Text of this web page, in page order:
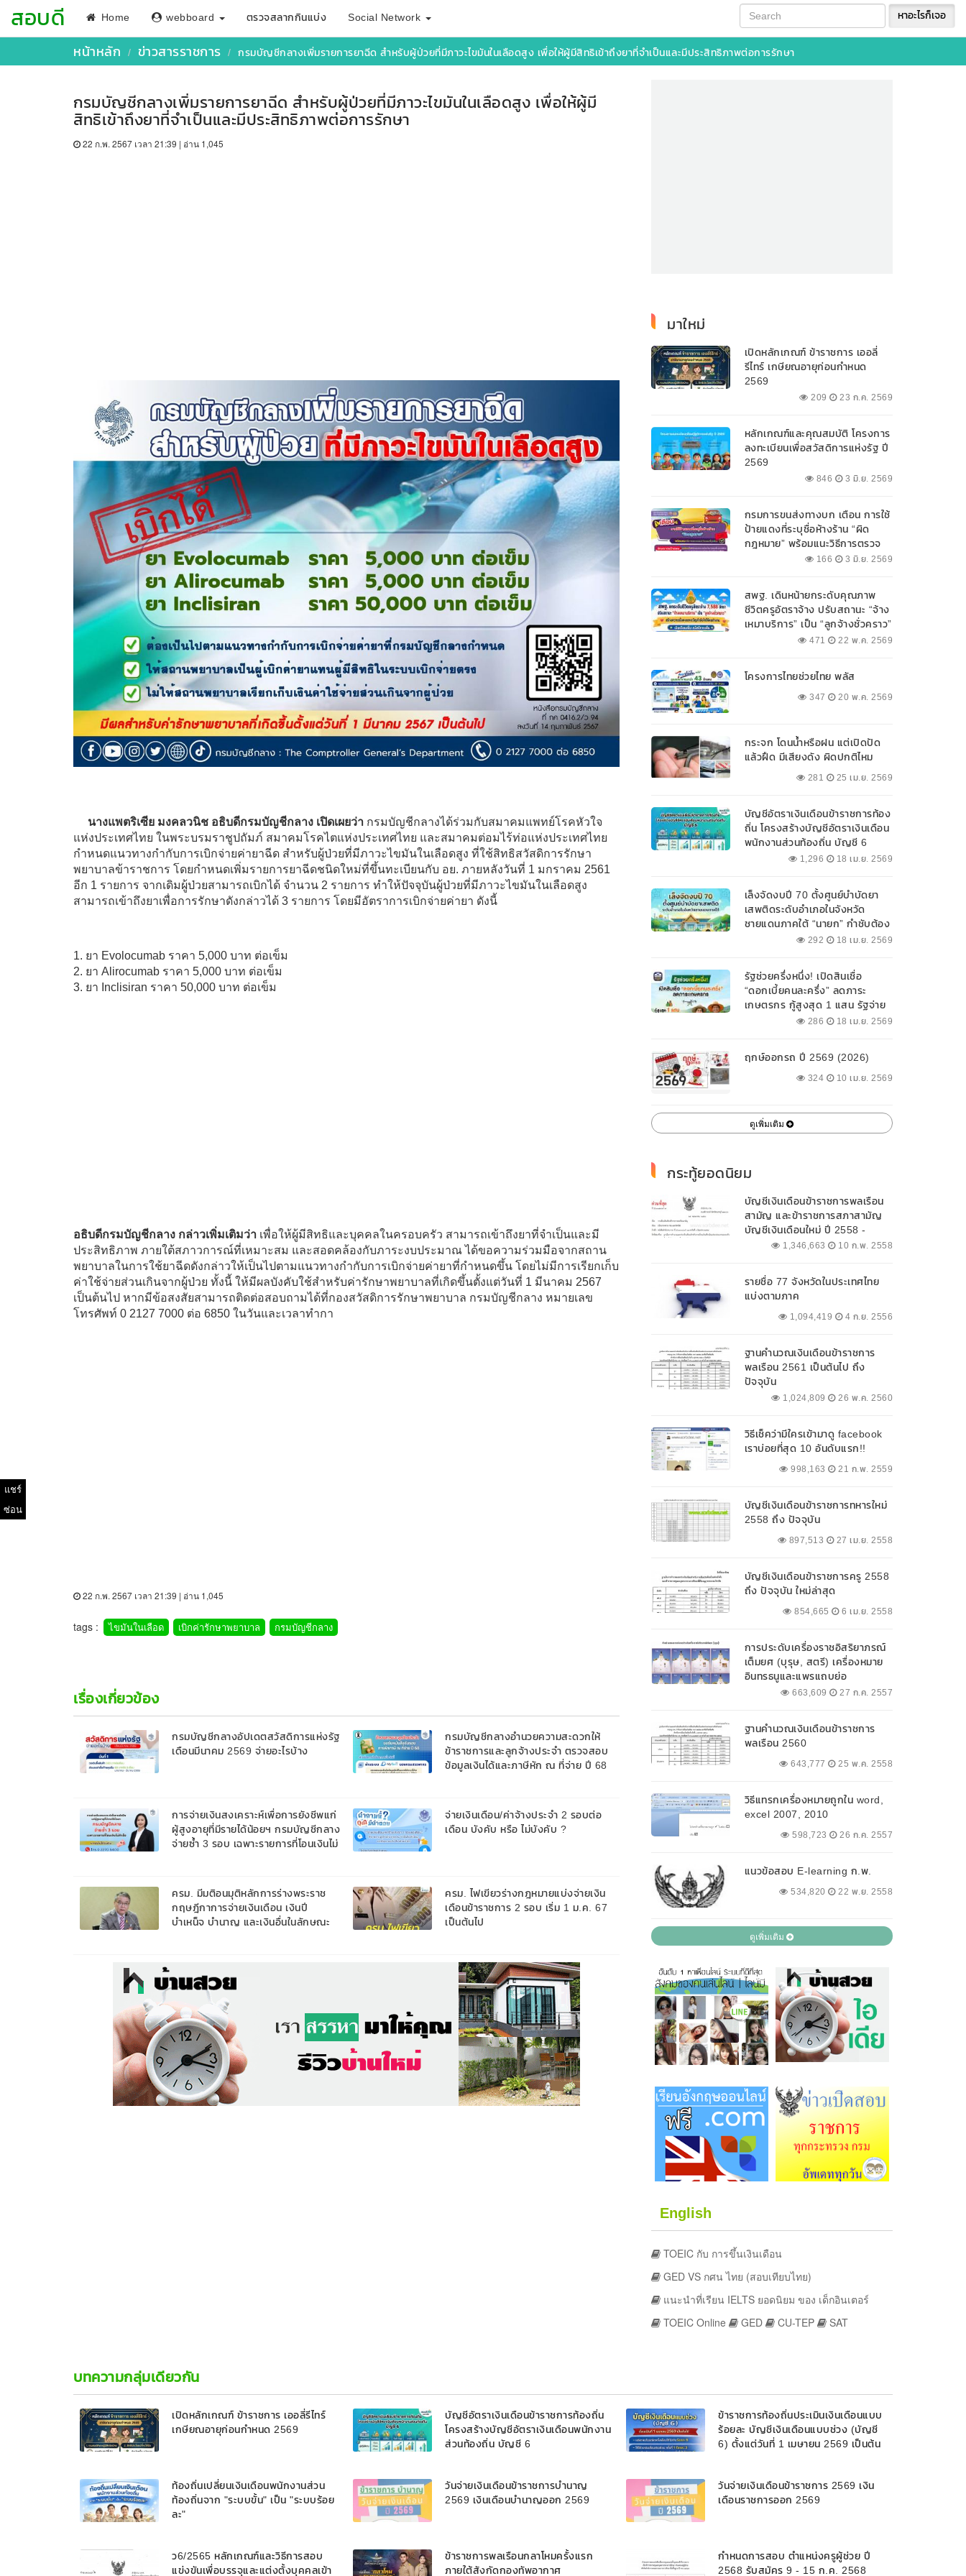
สอบดี Home webboard ตรวจสลากกินแบ่ง Social Network หาอะไรก็เจอ
หน้าหลัก ข่าวสารราชการ กรมบัญชีกลางเพิ่มรายการยาฉีด สำหรับผู้ป่วยที่มีภาวะไขมันในเลือดสูง เพื่อให้ผู้มีสิทธิเข้าถึงยาที่จำเป็นและมีประสิทธิภาพต่อการรักษา
กรมบัญชีกลางเพิ่มรายการยาฉีด สำหรับผู้ป่วยที่มีภาวะไขมันในเลือดสูง เพื่อให้ผู้มี
สิทธิเข้าถึงยาที่จำเป็นและมีประสิทธิภาพต่อการรักษา
22 ก.พ. 2567 เวลา 21:39 | อ่าน 1,045
นางแพตริเซีย มงคลวนิช อธิบดีกรมบัญชีกลาง เปิดเผยว่า กรมบัญชีกลางได้ร่วมกับสมาคมแพทย์โรคหัวใจ
แห่งประเทศไทย ในพระบรมราชูปถัมภ์ สมาคมโรคไตแห่งประเทศไทย และสมาคมต่อมไร้ท่อแห่งประเทศไทย
กำหนดแนวทางกำกับการเบิกจ่ายค่ายาฉีด สำหรับผู้ป่วยที่มีภาวะไขมันในเลือดสูง ที่ใช้สิทธิสวัสดิการรักษา
พยาบาลข้าราชการ โดยกำหนดเพิ่มรายการยาฉีดชนิดใหม่ที่ขึ้นทะเบียนกับ อย. ภายหลังวันที่ 1 มกราคม 2561
อีก 1 รายการ จากเดิมผู้ป่วยสามารถเบิกได้ จำนวน 2 รายการ ทำให้ปัจจุบันผู้ป่วยที่มีภาวะไขมันในเลือดสูง
สามารถเข้าถึงยาเพื่อการรักษาดังกล่าวได้ 3 รายการ โดยมีอัตราการเบิกจ่ายค่ายา ดังนี้
1. ยา Evolocumab ราคา 5,000 บาท ต่อเข็ม
2. ยา Alirocumab ราคา 5,000 บาท ต่อเข็ม
3. ยา Inclisiran ราคา 50,000 บาท ต่อเข็ม
อธิบดีกรมบัญชีกลาง กล่าวเพิ่มเติมว่า เพื่อให้ผู้มีสิทธิและบุคคลในครอบครัว สามารถเข้าถึงยาที่จำเป็นและมี
ประสิทธิภาพ ภายใต้สภาวการณ์ที่เหมาะสม และสอดคล้องกับภาระงบประมาณ ได้ขอความร่วมมือจากสถาน
พยาบาลในการใช้ยาฉีดดังกล่าวให้เป็นไปตามแนวทางกำกับการเบิกจ่ายค่ายาที่กำหนดขึ้น โดยไม่มีการเรียกเก็บ
ค่าใช้จ่ายส่วนเกินจากผู้ป่วย ทั้งนี้ ให้มีผลบังคับใช้สำหรับค่ารักษาพยาบาลที่เกิดขึ้นตั้งแต่วันที่ 1 มีนาคม 2567
เป็นต้นไป หากมีข้อสงสัยสามารถติดต่อสอบถามได้ที่กองสวัสดิการรักษาพยาบาล กรมบัญชีกลาง หมายเลข
โทรศัพท์ 0 2127 7000 ต่อ 6850 ในวันและเวลาทำกา
22 ก.พ. 2567 เวลา 21:39 | อ่าน 1,045
tags : ไขมันในเลือด เบิกค่ารักษาพยาบาล กรมบัญชีกลาง
เรื่องเกี่ยวข้อง
กรมบัญชีกลางอัปเดตสวัสดิการแห่งรัฐ
เดือนมีนาคม 2569 จ่ายอะไรบ้าง
กรมบัญชีกลางอำนวยความสะดวกให้
ข้าราชการและลูกจ้างประจำ ตรวจสอบ
ข้อมูลเงินได้และภาษีหัก ณ ที่จ่าย ปี 68
การจ่ายเงินสงเคราะห์เพื่อการยังชีพแก่
ผู้สูงอายุที่มีรายได้น้อยฯ กรมบัญชีกลาง
จ่ายซ้ำ 3 รอบ เฉพาะรายการที่โอนเงินไม่
จ่ายเงินเดือน/ค่าจ้างประจำ 2 รอบต่อ
เดือน บังคับ หรือ ไม่บังคับ ?
ครม. มีมติอนมุติหลักการร่างพระราช
กฤษฎีกาการจ่ายเงินเดือน เงินปี
บำเหน็จ บำนาญ และเงินอื่นในลักษณะ
ครม. ไฟเขียวร่างกฎหมายแบ่งจ่ายเงิน
เดือนข้าราชการ 2 รอบ เริ่ม 1 ม.ค. 67
เป็นต้นไป
แชร์
ซ่อน
มาใหม่
เปิดหลักเกณฑ์ ข้าราชการ เออลี่
รีไทร์ เกษียณอายุก่อนกำหนด
2569
209 23 ก.ค. 2569
หลักเกณฑ์และคุณสมบัติ โครงการ
ลงทะเบียนเพื่อสวัสดิการแห่งรัฐ ปี
2569
846 3 มิ.ย. 2569
กรมการขนส่งทางบก เตือน การใช้
ป้ายแดงที่ระบุชื่อห้างร้าน “ผิด
กฎหมาย” พร้อมแนะวิธีการตรวจ
สอบป้ายแดงที่ถูกต้อง
166 3 มิ.ย. 2569
สพฐ. เดินหน้ายกระดับคุณภาพ
ชีวิตครูอัตราจ้าง ปรับสถานะ “จ้าง
เหมาบริการ” เป็น “ลูกจ้างชั่วคราว”
471 22 พ.ค. 2569
โครงการไทยช่วยไทย พลัส
347 20 พ.ค. 2569
กระจก โดนน้ำหรือฝน แต่เปิดปัด
แล้วฝืด มีเสียงดัง ผิดปกติไหม
281 25 เม.ย. 2569
บัญชีอัตราเงินเดือนข้าราชการท้อง
ถิ่น โครงสร้างบัญชีอัตราเงินเดือน
พนักงานส่วนท้องถิ่น บัญชี 6
1,296 18 เม.ย. 2569
เล็งจัดงบปี 70 ตั้งศูนย์บำบัดยา
เสพติดระดับอำเภอในจังหวัด
ชายแดนภาคใต้ “นายก” กำชับต้อง
ออกแบบเฉพาะให้สอดคล้องกับ
292 18 เม.ย. 2569
รัฐช่วยครึ่งหนึ่ง! เปิดสินเชื่อ
“ดอกเบี้ยคนละครึ่ง” ลดภาระ
เกษตรกร กู้สูงสุด 1 แสน รัฐจ่าย
ดอกเบี้ย 3% ดันเกษตรแม่นยำ
286 18 เม.ย. 2569
ฤกษ์ออกรถ ปี 2569 (2026)
324 10 เม.ย. 2569
ดูเพิ่มเติม
กระทู้ยอดนิยม
บัญชีเงินเดือนข้าราชการพลเรือน
สามัญ และข้าราชการสภาสามัญ
บัญชีเงินเดือนใหม่ ปี 2558 -
2562 ปัจจุบัน1,346,663 10 ก.พ. 2558
รายชื่อ 77 จังหวัดในประเทศไทย
แบ่งตามภาค
1,094,419 4 ก.ย. 2556
ฐานคำนวณเงินเดือนข้าราชการ
พลเรือน 2561 เป็นต้นไป ถึง
ปัจจุบัน
1,024,809 26 พ.ค. 2560
วิธีเช็คว่ามีใครเข้ามาดู facebook
เราบ่อยที่สุด 10 อันดับแรก!!
998,163 21 ก.พ. 2559
บัญชีเงินเดือนข้าราชการทหารใหม่
2558 ถึง ปัจจุบัน
897,513 27 เม.ย. 2558
บัญชีเงินเดือนข้าราชการครู 2558
ถึง ปัจจุบัน ใหม่ล่าสุด
854,665 6 เม.ย. 2558
การประดับเครื่องราชอิสริยาภรณ์
เต็มยศ (บุรุษ, สตรี) เครื่องหมาย
อินทรธนูและแพรแถบย่อ
663,609 27 ก.ค. 2557
ฐานคำนวณเงินเดือนข้าราชการ
พลเรือน 2560
643,777 25 พ.ค. 2558
วิธีแทรกเครื่องหมายถูกใน word,
excel 2007, 2010
598,723 26 ก.ค. 2557
แนวข้อสอบ E-learning ก.พ.
534,820 22 พ.ย. 2558
ดูเพิ่มเติม
English
TOEIC กับ การขึ้นเงินเดือน
GED VS กศน ไทย (สอบเทียบไทย)
แนะนำที่เรียน IELTS ยอดนิยม ของ เด็กอินเตอร์
TOEIC Online
GED CU-TEP SAT
บทความกลุ่มเดียวกัน
เปิดหลักเกณฑ์ ข้าราชการ เออลี่รีไทร์
เกษียณอายุก่อนกำหนด 2569
บัญชีอัตราเงินเดือนข้าราชการท้องถิ่น
โครงสร้างบัญชีอัตราเงินเดือนพนักงาน
ส่วนท้องถิ่น บัญชี 6
ข้าราชการท้องถิ่นประเมินเงินเดือนแบบ
ร้อยละ บัญชีเงินเดือนแบบช่วง (บัญชี
6) ตั้งแต่วันที่ 1 เมษายน 2569 เป็นต้น
ท้องถิ่นเปลี่ยนเงินเดือนพนักงานส่วน
ท้องถิ่นจาก "ระบบขั้น" เป็น "ระบบร้อย
ละ"
วันจ่ายเงินเดือนข้าราชการบํานาญ
2569 เงินเดือนบำนาญออก 2569
วันจ่ายเงินเดือนข้าราชการ 2569 เงิน
เดือนราชการออก 2569
ว6/2565 หลักเกณฑ์และวิธีการสอบ
แข่งขันเพื่อบรรจุและแต่งตั้งบุคคลเข้า
ข้าราชการพลเรือนกลาโหมครั้งแรก
ภายใต้สังกัดกองทัพอากาศ
กำหนดการสอบ ตำแหน่งครูผู้ช่วย ปี
2568 รับสมัคร 9 - 15 ก.ค. 2568